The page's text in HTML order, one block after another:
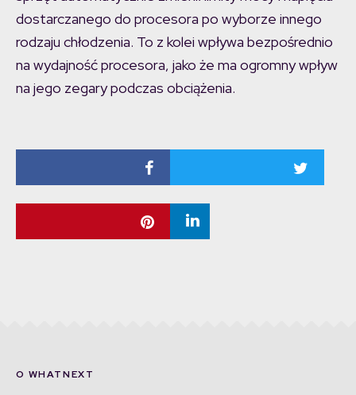
dostarczanego do procesora po wyborze innego
rodzaju chłodzenia. To z kolei wpływa bezpośrednio
na wydajność procesora, jako że ma ogromny wpływ
na jego zegary podczas obciążenia.
O WHATNEXT